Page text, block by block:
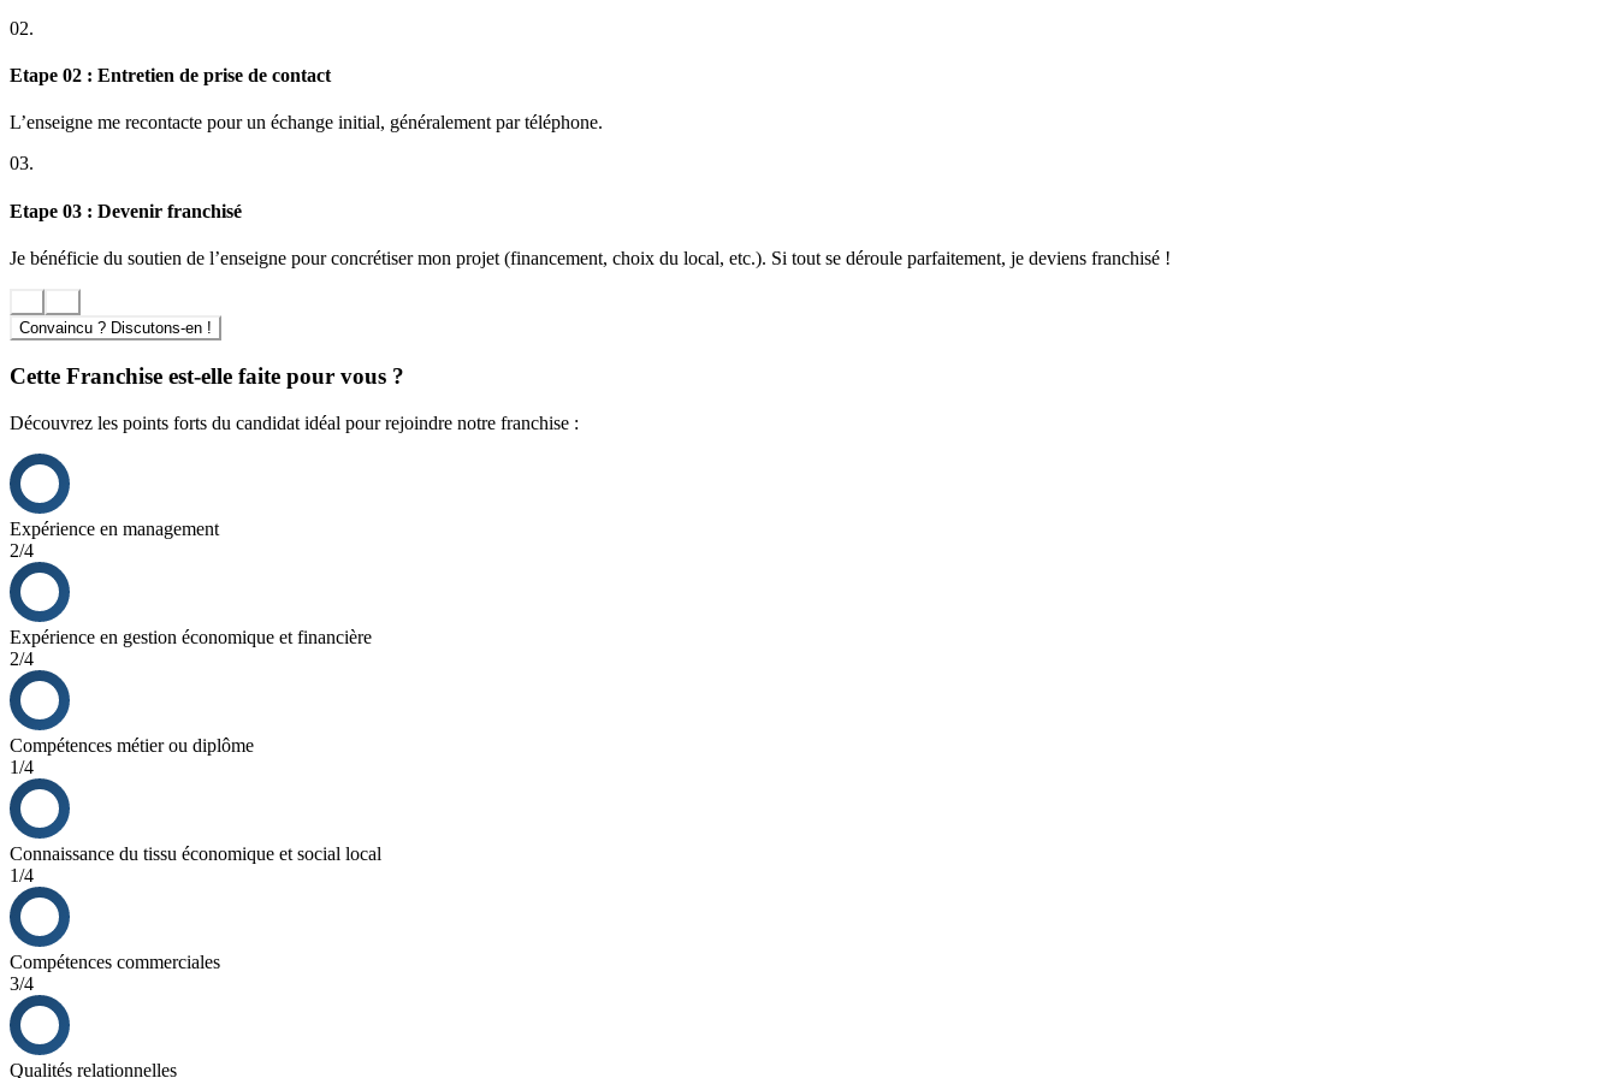
02.
Etape 02 : Entretien de prise de contact
L’enseigne me recontacte pour un échange initial, généralement par téléphone.
03.
Etape 03 : Devenir franchisé
Je bénéficie du soutien de l’enseigne pour concrétiser mon projet (financement, choix du local, etc.). Si tout se déroule parfaitement, je deviens franchisé !
Convaincu ? Discutons-en !
Cette Franchise est-elle faite pour vous ?
Découvrez les points forts du candidat idéal pour rejoindre notre franchise :
Expérience en management
2/4
Expérience en gestion économique et financière
2/4
Compétences métier ou diplôme
1/4
Connaissance du tissu économique et social local
1/4
Compétences commerciales
3/4
Qualités relationnelles